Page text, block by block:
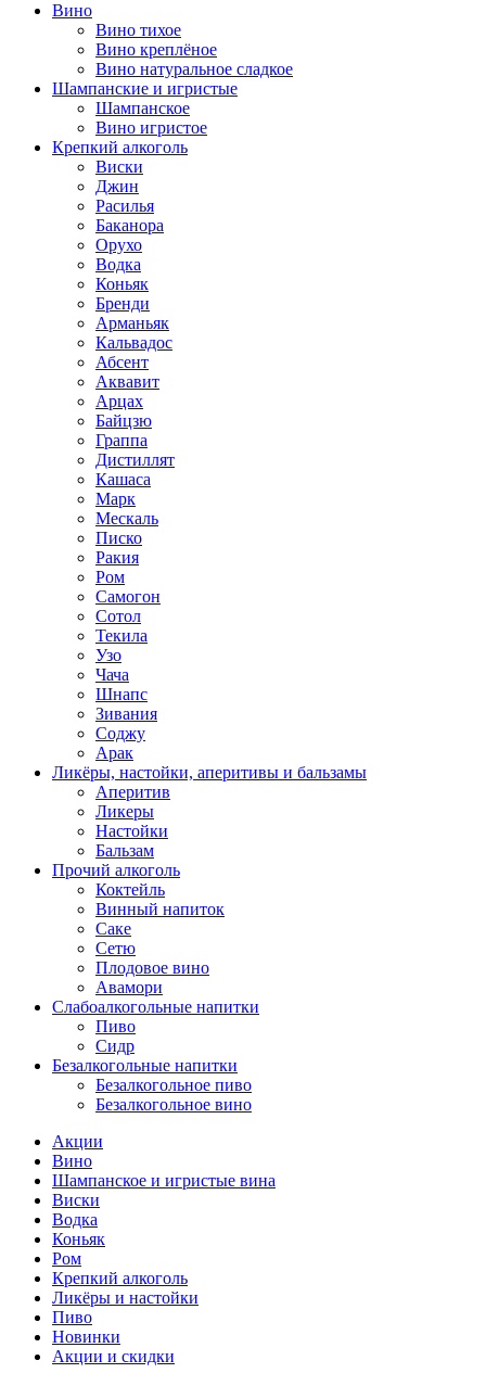
Вино
Вино тихое
Вино креплёное
Вино натуральное сладкое
Шампанские и игристые
Шампанское
Вино игристое
Крепкий алкоголь
Виски
Джин
Расилья
Баканора
Орухо
Водка
Коньяк
Бренди
Арманьяк
Кальвадос
Абсент
Аквавит
Арцах
Байцзю
Граппа
Дистиллят
Кашаса
Марк
Мескаль
Писко
Ракия
Ром
Самогон
Сотол
Текила
Узо
Чача
Шнапс
Зивания
Соджу
Арак
Ликёры, настойки, аперитивы и бальзамы
Аперитив
Ликеры
Настойки
Бальзам
Прочий алкоголь
Коктейль
Винный напиток
Саке
Сетю
Плодовое вино
Авамори
Слабоалкогольные напитки
Пиво
Сидр
Безалкогольные напитки
Безалкогольное пиво
Безалкогольное вино
Акции
Вино
Шампанское и игристые вина
Виски
Водка
Коньяк
Ром
Крепкий алкоголь
Ликёры и настойки
Пиво
Новинки
Акции и скидки